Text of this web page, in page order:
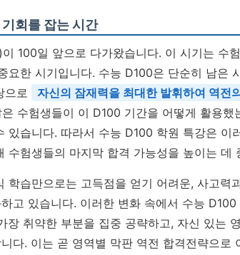
회를 잡는 시간
100일 앞으로 다가왔습니다. 이 시기는 수
요한 시기입니다. 수능 D100은 단순히 남은
으로
자신의 잠재력을 최대한 발휘하여 역전
수험생들이 이 D100 기간을 어떻게 활용
있습니다. 따라서 수능 D100 학원 특강은 이
수험생들의 마지막 합격 가능성을 높이는 데
학습만으로는 고득점을 얻기 어려운, 사고력
고 있습니다. 이러한 변화 속에서 수능
장 취약한 부분을 집중 공략하고, 자신 있는
다. 이는 곧 영역별 막판 역전 합격전략으로